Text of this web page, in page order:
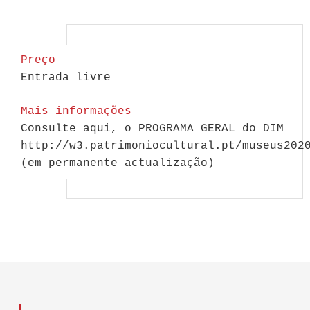
Preço
Entrada livre
Mais informações
Consulte aqui, o PROGRAMA GERAL do DIM
http://w3.patrimoniocultural.pt/
(em permanente actualização)